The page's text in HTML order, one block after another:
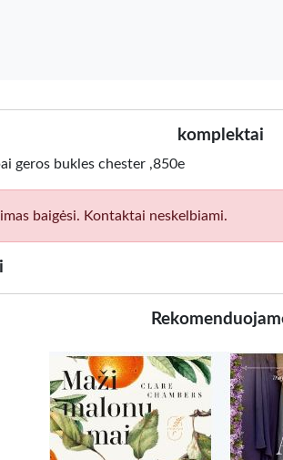
komplektai
geros bukles chester ,850e
baigėsi. Kontaktai neskelbiami.